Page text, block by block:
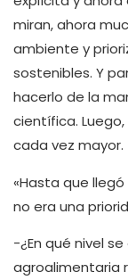
miran, ahora
ambiente y
sostenibles. Y
hacerlo de la
científica.
cada vez mayor.
«Hasta que
no era una
-¿En qué nivel
agroalimentaria